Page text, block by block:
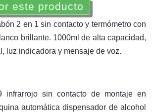
este producto
2 en 1 sin contacto y termómetro con
brillante. 1000ml de alta capacidad,
luz indicadora y mensaje de voz.
infrarrojo sin contacto de montaje en
automática dispensador de alcohol